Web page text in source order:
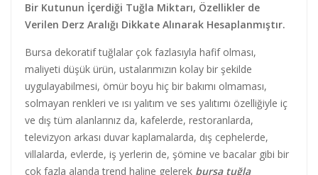
Bir Kutunun İçerdiği Tuğla Miktarı, Özellikler de
Verilen Derz Aralığı Dikkate Alınarak Hesaplanmıştır.
Bursa dekoratif tuğlalar çok fazlasıyla hafif olması,
maliyeti düşük ürün, ustalarımızın kolay bir şekilde
uygulayabilmesi, ömür boyu hiç bir bakımı olmaması,
solmayan renkleri ve ısı yalıtım ve ses yalıtımı özelliğiyle iç
ve dış tüm alanlarınız da, kafelerde, restoranlarda,
televizyon arkası duvar kaplamalarda, dış cephelerde,
villalarda, evlerde, iş yerlerin de, şömine ve bacalar gibi bir
çok fazla alanda trend haline gelerek bursa tuğla